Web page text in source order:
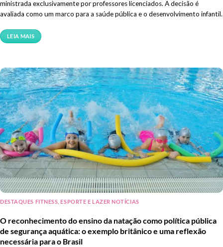
ministrada exclusivamente por professores licenciados. A decisão é
avaliada como um marco para a saúde pública e o desenvolvimento infantil.
LEIA MAIS
DESTAQUES FITNESS, ESPORTE E LAZER NOTÍCIAS
O reconhecimento do ensino da natação como política pública
de segurança aquática: o exemplo britânico e uma reflexão
necessária para o Brasil